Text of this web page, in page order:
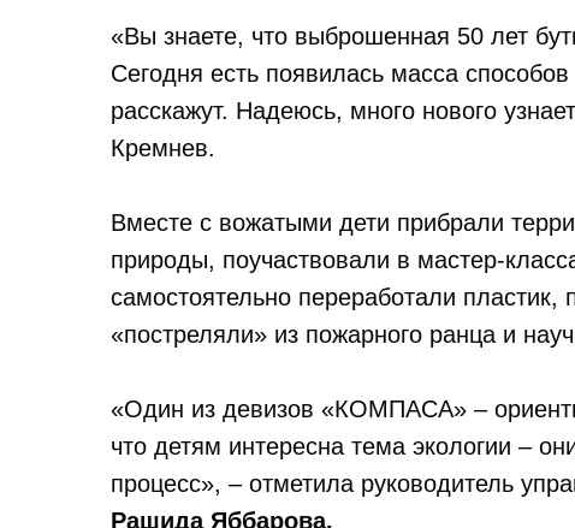
«Вы знаете, что выброшенная 50 лет
Сегодня есть появилась масса
расскажут. Надеюсь, много нового
Кремнев.
Вместе с вожатыми дети прибрали
природы, поучаствовали в мастер-
самостоятельно переработали пластик,
«постреляли» из пожарного ранца и
«Один из девизов «КОМПАСА» –
что детям интересна тема экологии –
процесс», – отметила руководитель
Рашида Яббарова.